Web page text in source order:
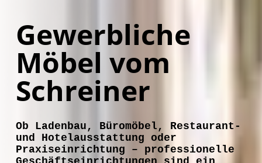
Gewerbliche
Möbel vom
Schreiner
Ob Ladenbau, Büromöbel, Restaurant-
und Hotelausstattung oder
Praxiseinrichtung – professionelle